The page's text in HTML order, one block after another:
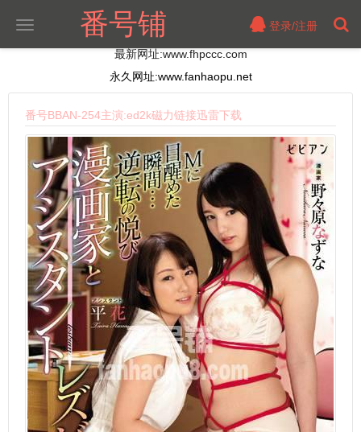
番号铺
切
登录/注册
最新网址:www.fhpccc.com
永久网址:www.fanhaopu.net
番号BBAN-254主演:ed2k磁力链接迅雷下载